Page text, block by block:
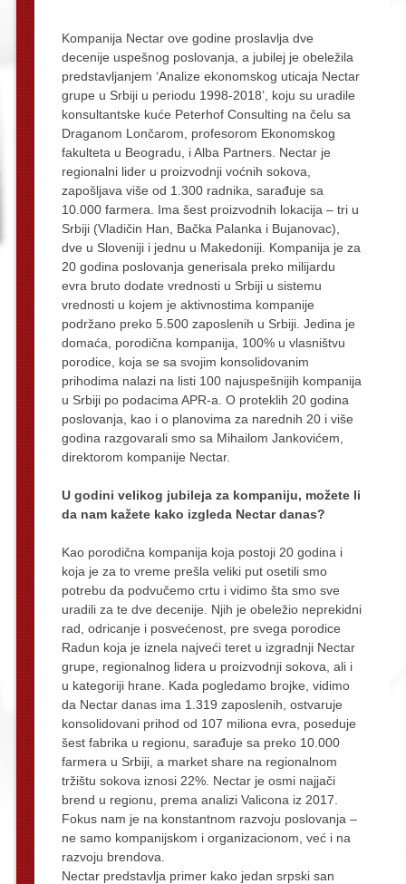
Kompanija Nectar ove godine proslavlja dve
decenije uspešnog poslovanja, a jubilej je obeležila
predstavljanjem ‘Analize ekonomskog uticaja Nectar
grupe u Srbiji u periodu 1998-2018’, koju su uradile
konsultantske kuće Peterhof Consulting na čelu sa
Draganom Lončarom, profesorom Ekonomskog
fakulteta u Beogradu, i Alba Partners. Nectar je
regionalni lider u proizvodnji voćnih sokova,
zapošljava više od 1.300 radnika, sarađuje sa
10.000 farmera. Ima šest proizvodnih lokacija – tri u
Srbiji (Vladičin Han, Bačka Palanka i Bujanovac),
dve u Sloveniji i jednu u Makedoniji. Kompanija je za
20 godina poslovanja generisala preko milijardu
evra bruto dodate vrednosti u Srbiji u sistemu
vrednosti u kojem je aktivnostima kompanije
podržano preko 5.500 zaposlenih u Srbiji. Jedina je
domaća, porodična kompanija, 100% u vlasništvu
porodice, koja se sa svojim konsolidovanim
prihodima nalazi na listi 100 najuspešnijih kompanija
u Srbiji po podacima APR-a. O proteklih 20 godina
poslovanja, kao i o planovima za narednih 20 i više
godina razgovarali smo sa Mihailom Jankovićem,
direktorom kompanije Nectar.
U godini velikog jubileja za kompaniju, možete li
da nam kažete kako izgleda Nectar danas?
Kao porodična kompanija koja postoji 20 godina i
koja je za to vreme prešla veliki put osetili smo
potrebu da podvučemo crtu i vidimo šta smo sve
uradili za te dve decenije. Njih je obeležio neprekidni
rad, odricanje i posvećenost, pre svega porodice
Radun koja je iznela najveći teret u izgradnji Nectar
grupe, regionalnog lidera u proizvodnji sokova, ali i
u kategoriji hrane. Kada pogledamo brojke, vidimo
da Nectar danas ima 1.319 zaposlenih, ostvaruje
konsolidovani prihod od 107 miliona evra, poseduje
šest fabrika u regionu, sarađuje sa preko 10.000
farmera u Srbiji, a market share na regionalnom
tržištu sokova iznosi 22%. Nectar je osmi najjači
brend u regionu, prema analizi Valicona iz 2017.
Fokus nam je na konstantnom razvoju poslovanja –
ne samo kompanijskom i organizacionom, već i na
razvoju brendova.
Nectar predstavlja primer kako jedan srpski san